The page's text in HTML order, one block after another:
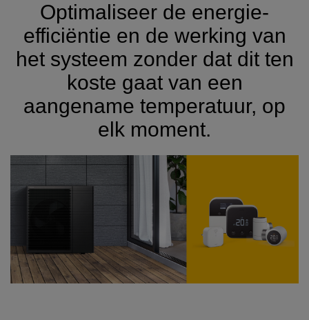
Optimaliseer de energie-
efficiëntie en de werking van
het systeem zonder dat dit ten
koste gaat van een
aangename temperatuur, op
elk moment.